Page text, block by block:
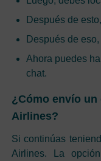
Después de
Después de
Ahora puedes
chat.
¿Cómo envío
Airlines?
Si continúas
Airlines. La